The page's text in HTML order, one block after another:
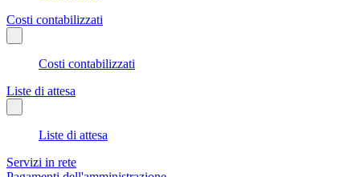
Costi contabilizzati
Costi contabilizzati
Liste di attesa
Liste di attesa
Servizi in rete